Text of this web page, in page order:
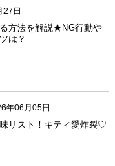
27日
方法を解説★NG行動や
は？
年06月05日
リスト！キティ愛炸裂♡